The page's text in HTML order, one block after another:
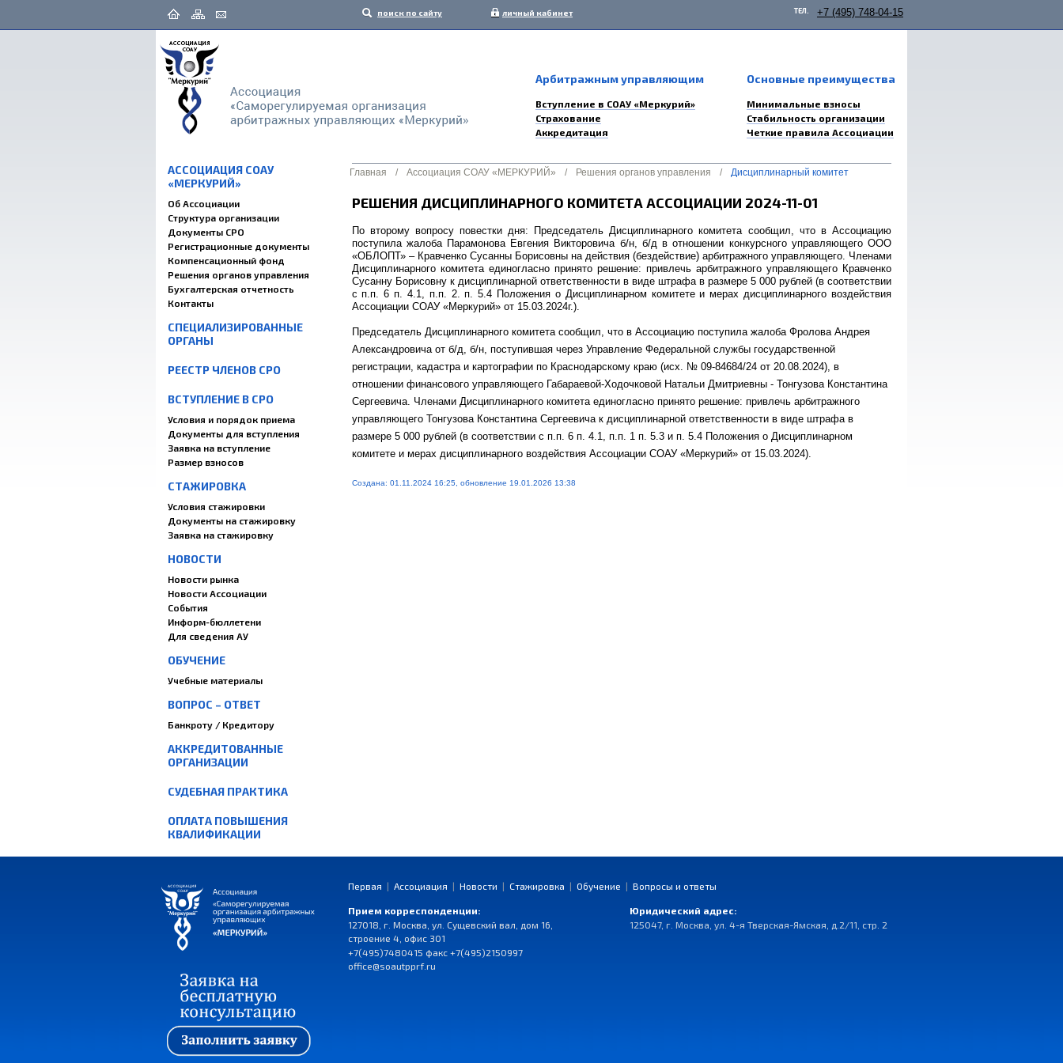
поиск по сайту личный кабинет ТЕЛ. +7 (495) 748-04-15
Арбитражным управляющим
Вступление в СОАУ «Меркурий»
Страхование
Аккредитация
Основные преимущества
Минимальные взносы
Стабильность организации
Четкие правила Ассоциации
АССОЦИАЦИЯ СОАУ
«МЕРКУРИЙ»
Об Ассоциации
Структура организации
Документы СРО
Регистрационные документы
Компенсационный фонд
Решения органов управления
Бухгалтерская отчетность
Контакты
СПЕЦИАЛИЗИРОВАННЫЕ
ОРГАНЫ
РЕЕСТР ЧЛЕНОВ СРО
ВСТУПЛЕНИЕ В СРО
Условия и порядок приема
Документы для вступления
Заявка на вступление
Размер взносов
СТАЖИРОВКА
Условия стажировки
Документы на стажировку
Заявка на стажировку
НОВОСТИ
Новости рынка
Новости Ассоциации
События
Информ-бюллетени
Для сведения АУ
ОБУЧЕНИЕ
Учебные материалы
ВОПРОС – ОТВЕТ
Банкроту / Кредитору
АККРЕДИТОВАННЫЕ
ОРГАНИЗАЦИИ
СУДЕБНАЯ ПРАКТИКА
ОПЛАТА ПОВЫШЕНИЯ
КВАЛИФИКАЦИИ
Главная / Ассоциация СОАУ «МЕРКУРИЙ» / Решения органов управления / Дисциплинарный комитет
РЕШЕНИЯ ДИСЦИПЛИНАРНОГО КОМИТЕТА АССОЦИАЦИИ 2024-11-01
По второму вопросу повестки дня: Председатель Дисциплинарного комитета сообщил, что в Ассоциацию
поступила жалоба Парамонова Евгения Викторовича б/н, б/д в отношении конкурсного управляющего ООО
«ОБЛОПТ» – Кравченко Сусанны Борисовны на действия (бездействие) арбитражного управляющего. Членами
Дисциплинарного комитета единогласно принято решение: привлечь арбитражного управляющего Кравченко
Сусанну Борисовну к дисциплинарной ответственности в виде штрафа в размере 5 000 рублей (в соответствии
с п.п. 6 п. 4.1, п.п. 2. п. 5.4 Положения о Дисциплинарном комитете и мерах дисциплинарного воздействия
Ассоциации СОАУ «Меркурий» от 15.03.2024г.).
Председатель Дисциплинарного комитета сообщил, что в Ассоциацию поступила жалоба Фролова Андрея
Александровича от б/д, б/н, поступившая через Управление Федеральной службы государственной
регистрации, кадастра и картографии по Краснодарскому краю (исх. № 09-84684/24 от 20.08.2024), в
отношении финансового управляющего Габараевой-Ходочковой Натальи Дмитриевны - Тонгузова Константина
Сергеевича. Членами Дисциплинарного комитета единогласно принято решение: привлечь арбитражного
управляющего Тонгузова Константина Сергеевича к дисциплинарной ответственности в виде штрафа в
размере 5 000 рублей (в соответствии с п.п. 6 п. 4.1, п.п. 1 п. 5.3 и п. 5.4 Положения о Дисциплинарном
комитете и мерах дисциплинарного воздействия Ассоциации СОАУ «Меркурий» от 15.03.2024).
Создана: 01.11.2024 16:25, обновление 19.01.2026 13:38
Первая | Ассоциация | Новости | Стажировка | Обучение | Вопросы и ответы
Прием корреспонденции:
127018, г. Москва, ул. Сущевский вал, дом 16,
строение 4, офис 301
+7(495)7480415 факс +7(495)2150997
office@soautpprf.ru
Юридический адрес:
125047, г. Москва, ул. 4-я Тверская-Ямская, д.2/11, стр. 2